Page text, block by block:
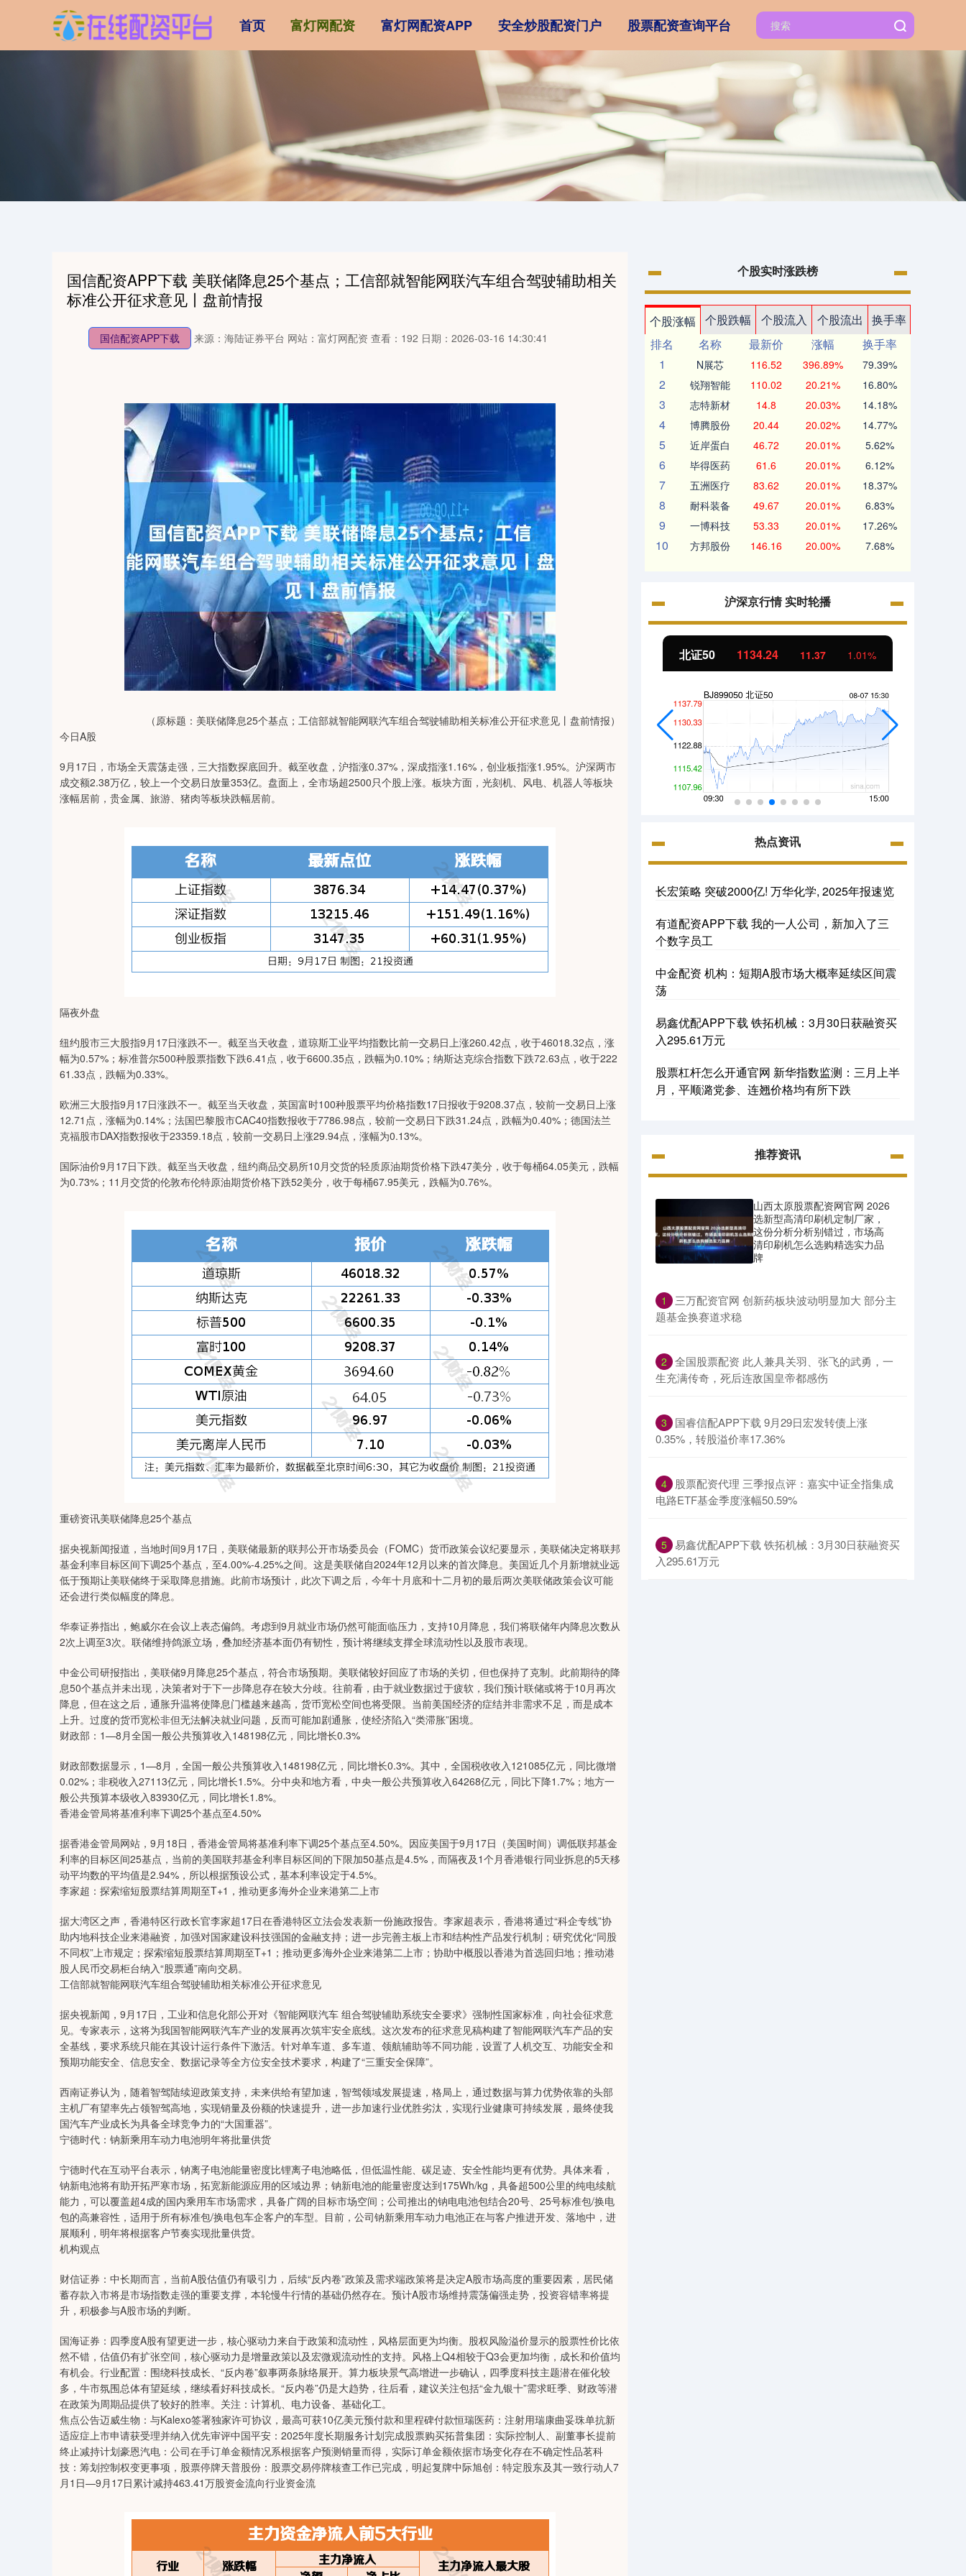
首页 富灯网配资 富灯网配资APP 安全炒股配资门户 股票配资查询平台
国信配资APP下载 美联储降息25个基点；工信部就智能网联汽车组合驾驶辅助相关
标准公开征求意见丨盘前情报
国信配资APP下载 来源：海陆证券平台 网站：富灯网配资 查看：192 日期：2026-03-16 14:30:41
（原标题：美联储降息25个基点；工信部就智能网联汽车组合驾驶辅助相关标准公开征求意见丨盘前情报）
今日A股
9月17日，市场全天震荡走强，三大指数探底回升。截至收盘，沪指涨0.37%，深成指涨1.16%，创业板指涨1.95%。沪深两市
成交额2.38万亿，较上一个交易日放量353亿。盘面上，全市场超2500只个股上涨。板块方面，光刻机、风电、机器人等板块
涨幅居前，贵金属、旅游、猪肉等板块跌幅居前。
隔夜外盘
纽约股市三大股指9月17日涨跌不一。截至当天收盘，道琼斯工业平均指数比前一交易日上涨260.42点，收于46018.32点，涨
幅为0.57%；标准普尔500种股票指数下跌6.41点，收于6600.35点，跌幅为0.10%；纳斯达克综合指数下跌72.63点，收于222
61.33点，跌幅为0.33%。
欧洲三大股指9月17日涨跌不一。截至当天收盘，英国富时100种股票平均价格指数17日报收于9208.37点，较前一交易日上涨
12.71点，涨幅为0.14%；法国巴黎股市CAC40指数报收于7786.98点，较前一交易日下跌31.24点，跌幅为0.40%；德国法兰
克福股市DAX指数报收于23359.18点，较前一交易日上涨29.94点，涨幅为0.13%。
国际油价9月17日下跌。截至当天收盘，纽约商品交易所10月交货的轻质原油期货价格下跌47美分，收于每桶64.05美元，跌幅
为0.73%；11月交货的伦敦布伦特原油期货价格下跌52美分，收于每桶67.95美元，跌幅为0.76%。
重磅资讯美联储降息25个基点
据央视新闻报道，当地时间9月17日，美联储最新的联邦公开市场委员会（FOMC）货币政策会议纪要显示，美联储决定将联邦
基金利率目标区间下调25个基点，至4.00%-4.25%之间。这是美联储自2024年12月以来的首次降息。美国近几个月新增就业远
低于预期让美联储终于采取降息措施。此前市场预计，此次下调之后，今年十月底和十二月初的最后两次美联储政策会议可能
还会进行类似幅度的降息。
华泰证券指出，鲍威尔在会议上表态偏鸽。考虑到9月就业市场仍然可能面临压力，支持10月降息，我们将联储年内降息次数从
2次上调至3次。联储维持鸽派立场，叠加经济基本面仍有韧性，预计将继续支撑全球流动性以及股市表现。
中金公司研报指出，美联储9月降息25个基点，符合市场预期。美联储较好回应了市场的关切，但也保持了克制。此前期待的降
息50个基点并未出现，决策者对于下一步降息存在较大分歧。往前看，由于就业数据过于疲软，我们预计联储或将于10月再次
降息，但在这之后，通胀升温将使降息门槛越来越高，货币宽松空间也将受限。当前美国经济的症结并非需求不足，而是成本
上升。过度的货币宽松非但无法解决就业问题，反而可能加剧通胀，使经济陷入“类滞胀”困境。
财政部：1—8月全国一般公共预算收入148198亿元，同比增长0.3%
财政部数据显示，1—8月，全国一般公共预算收入148198亿元，同比增长0.3%。其中，全国税收收入121085亿元，同比微增
0.02%；非税收入27113亿元，同比增长1.5%。分中央和地方看，中央一般公共预算收入64268亿元，同比下降1.7%；地方一
般公共预算本级收入83930亿元，同比增长1.8%。
香港金管局将基准利率下调25个基点至4.50%
据香港金管局网站，9月18日，香港金管局将基准利率下调25个基点至4.50%。因应美国于9月17日（美国时间）调低联邦基金
利率的目标区间25基点，当前的美国联邦基金利率目标区间的下限加50基点是4.5%，而隔夜及1个月香港银行同业拆息的5天移
动平均数的平均值是2.94%，所以根据预设公式，基本利率设定于4.5%。
李家超：探索缩短股票结算周期至T+1，推动更多海外企业来港第二上市
据大湾区之声，香港特区行政长官李家超17日在香港特区立法会发表新一份施政报告。李家超表示，香港将通过“科企专线”协
助内地科技企业来港融资，加强对国家建设科技强国的金融支持；进一步完善主板上市和结构性产品发行机制；研究优化“同股
不同权”上市规定；探索缩短股票结算周期至T+1；推动更多海外企业来港第二上市；协助中概股以香港为首选回归地；推动港
股人民币交易柜台纳入“股票通”南向交易。
工信部就智能网联汽车组合驾驶辅助相关标准公开征求意见
据央视新闻，9月17日，工业和信息化部公开对《智能网联汽车 组合驾驶辅助系统安全要求》强制性国家标准，向社会征求意
见。专家表示，这将为我国智能网联汽车产业的发展再次筑牢安全底线。这次发布的征求意见稿构建了智能网联汽车产品的安
全基线，要求系统只能在其设计运行条件下激活。针对单车道、多车道、领航辅助等不同功能，设置了人机交互、功能安全和
预期功能安全、信息安全、数据记录等全方位安全技术要求，构建了“三重安全保障”。
西南证券认为，随着智驾陆续迎政策支持，未来供给有望加速，智驾领域发展提速，格局上，通过数据与算力优势依靠的头部
主机厂有望率先占领智驾高地，实现销量及份额的快速提升，进一步加速行业优胜劣汰，实现行业健康可持续发展，最终使我
国汽车产业成长为具备全球竞争力的“大国重器”。
宁德时代：钠新乘用车动力电池明年将批量供货
宁德时代在互动平台表示，钠离子电池能量密度比锂离子电池略低，但低温性能、碳足迹、安全性能均更有优势。具体来看，
钠新电池将有助开拓严寒市场，拓宽新能源应用的区域边界；钠新电池的能量密度达到175Wh/kg，具备超500公里的纯电续航
能力，可以覆盖超4成的国内乘用车市场需求，具备广阔的目标市场空间；公司推出的钠电电池包结合20号、25号标准包/换电
包的高兼容性，适用于所有标准包/换电包车企客户的车型。目前，公司钠新乘用车动力电池正在与客户推进开发、落地中，进
展顺利，明年将根据客户节奏实现批量供货。
机构观点
财信证券：中长期而言，当前A股估值仍有吸引力，后续“反内卷”政策及需求端政策将是决定A股市场高度的重要因素，居民储
蓄存款入市将是市场指数走强的重要支撑，本轮慢牛行情的基础仍然存在。预计A股市场维持震荡偏强走势，投资容错率将提
升，积极参与A股市场的判断。
国海证券：四季度A股有望更进一步，核心驱动力来自于政策和流动性，风格层面更为均衡。股权风险溢价显示的股票性价比依
然不错，估值仍有扩张空间，核心驱动力是增量政策以及宏微观流动性的支持。风格上Q4相较于Q3会更加均衡，成长和价值均
有机会。行业配置：围绕科技成长、“反内卷”叙事两条脉络展开。算力板块景气高增进一步确认，四季度科技主题潜在催化较
多，牛市氛围总体有望延续，继续看好科技成长。“反内卷”仍是大趋势，往后看，建议关注包括“金九银十”需求旺季、财政等潜
在政策为周期品提供了较好的胜率。关注：计算机、电力设备、基础化工。
焦点公告迈威生物：与Kalexo签署独家许可协议，最高可获10亿美元预付款和里程碑付款恒瑞医药：注射用瑞康曲妥珠单抗新
适应症上市申请获受理并纳入优先审评中国平安：2025年度长期服务计划完成股票购买拓普集团：实际控制人、副董事长提前
终止减持计划豪恩汽电：公司在手订单金额情况系根据客户预测销量而得，实际订单金额依据市场变化存在不确定性品茗科
技：筹划控制权变更事项，股票停牌天普股份：股票交易停牌核查工作已完成，明起复牌中际旭创：特定股东及其一致行动人7
月1日—9月17日累计减持463.41万股资金流向行业资金流
个股实时涨跌榜
个股涨幅 个股跌幅 个股流入 个股流出
换手率
排名
名称 最新价 涨幅
换手率
1
N展芯 116.52 396.89% 79.39%
2 锐翔智能 110.02 20.21% 16.80%
3 志特新材 14.8 20.03% 14.18%
4 博腾股份 20.44 20.02% 14.77%
5 近岸蛋白 46.72 20.01% 5.62%
6 毕得医药 61.6 20.01% 6.12%
7 五洲医疗 83.62 20.01% 18.37%
8 耐科装备 49.67 20.01% 6.83%
9 一博科技 53.33 20.01% 17.26%
10 方邦股份 146.16 20.00% 7.68%
沪深京行情 实时轮播
深证成指 14311.01 200.89 1.42% 沪深300 4694.44 43.13 北证50 1134.24 11.37 1.01%
热点资讯
长宏策略 突破2000亿! 万华化学, 2025年报速览
有道配资APP下载 我的一人公司，新加入了三
个数字员工
中金配资 机构：短期A股市场大概率延续区间震
荡
易鑫优配APP下载 铁拓机械：3月30日获融资买
入295.61万元
股票杠杆怎么开通官网 新华指数监测：三月上半
月，平顺潞党参、连翘价格均有所下跌
推荐资讯
山西太原股票配资网官网 2026
选新型高清印刷机定制厂家，
这份分析分析别错过，市场高
清印刷机怎么选购精选实力品
牌
1
​三万配资官网 创新药板块波动明显加大 部分主
题基金换赛道求稳
2 ​全国股票配资 此人兼具关羽、张飞的武勇，一
生充满传奇，死后连敌国皇帝都感伤
3
​国睿信配APP下载 9月29日宏发转债上涨
0.35%，转股溢价率17.36%
4
​股票配资代理 三季报点评：嘉实中证全指集成
电路ETF基金季度涨幅50.59%
5 ​易鑫优配APP下载 铁拓机械：3月30日获融资买
入295.61万元